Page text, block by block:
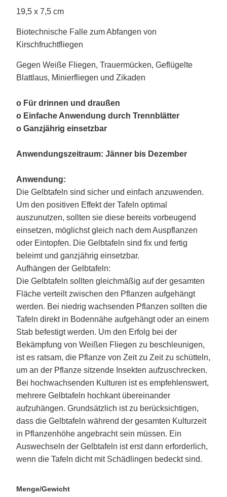
19,5 x 7,5 cm
Biotechnische Falle zum Abfangen von
Kirschfruchtfliegen
Gegen Weiße Fliegen, Trauermücken, Geflügelte
Blattlaus, Minierfliegen und Zikaden
o Für drinnen und draußen
o Einfache Anwendung durch Trennblätter
o Ganzjährig einsetzbar
Anwendungszeitraum: Jänner bis Dezember
Anwendung:
Die Gelbtafeln sind sicher und einfach anzuwenden.
Um den positiven Effekt der Tafeln optimal
auszunutzen, sollten sie diese bereits vorbeugend
einsetzen, möglichst gleich nach dem Auspflanzen
oder Eintopfen. Die Gelbtafeln sind fix und fertig
beleimt und ganzjährig einsetzbar.
Aufhängen der Gelbtafeln:
Die Gelbtafeln sollten gleichmäßig auf der gesamten
Fläche verteilt zwischen den Pflanzen aufgehängt
werden. Bei niedrig wachsenden Pflanzen sollten die
Tafeln direkt in Bodennähe aufgehängt oder an einem
Stab befestigt werden. Um den Erfolg bei der
Bekämpfung von Weißen Fliegen zu beschleunigen,
ist es ratsam, die Pflanze von Zeit zu Zeit zu schütteln,
um an der Pflanze sitzende Insekten aufzuschrecken.
Bei hochwachsenden Kulturen ist es empfehlenswert,
mehrere Gelbtafeln hochkant übereinander
aufzuhängen. Grundsätzlich ist zu berücksichtigen,
dass die Gelbtafeln während der gesamten Kulturzeit
in Pflanzenhöhe angebracht sein müssen. Ein
Auswechseln der Gelbtafeln ist erst dann erforderlich,
wenn die Tafeln dicht mit Schädlingen bedeckt sind.
Menge/Gewicht